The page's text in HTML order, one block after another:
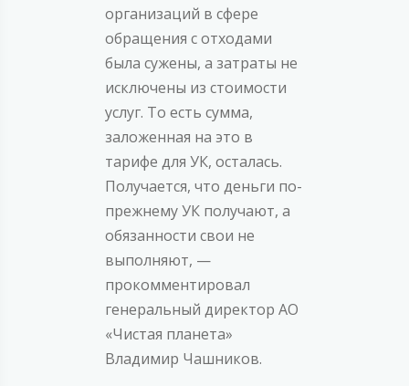
организаций в сфере
обращения с отходами
была сужены, а затраты не
исключены из стоимости
услуг. То есть сумма,
заложенная на это в
тарифе для УК, осталась.
Получается, что деньги по-
прежнему УК получают, а
обязанности свои не
выполняют, —
прокомментировал
генеральный директор АО
«Чистая планета»
Владимир Чашников.